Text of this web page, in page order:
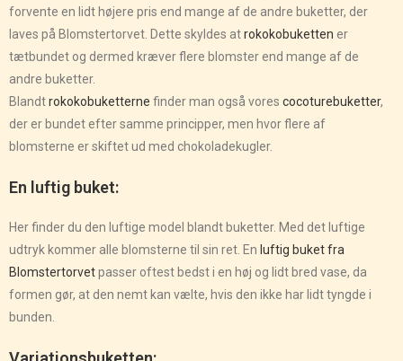
forvente en lidt højere pris end mange af de andre buketter, der
laves på Blomstertorvet. Dette skyldes atrokokobuketten er
tætbundet og dermed kræver flere blomster end mange af de
andre buketter.
Blandtrokokobuketterne finder man også vores cocoturebuketter,
der er bundet efter samme principper, men hvor flere af
blomsterne er skiftet ud med chokoladekugler.
En luftig buket:
Her finder du den luftige model blandt buketter. Med det luftige
udtryk kommer alle blomsterne til sin ret. En luftig buket fra
Blomstertorvetpasser oftest bedst i en høj og lidt bred vase, da
formen gør, at den nemt kan vælte, hvis den ikke har lidt tyngde i
bunden.